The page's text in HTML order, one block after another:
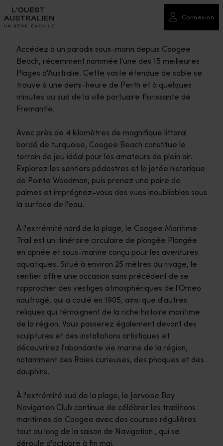
Connexion
Accédez à un paradis sous-marin depuis Coogee
Beach, récemment nommée l'une des 15 meilleures
Plages d'Australie. Cette vaste étendue de sable se
trouve à une demi-heure de Perth et à quelques
minutes au sud de la ville portuaire florissante de
Fremantle.
Avec près de 4 kilomètres de magnifique littoral
bordé de turquoise, Coogee Beach constitue le
terrain de jeu idéal pour les amateurs de plein air.
Explorez les sentiers pédestres et la jetée historique
de Pointe Woodman, puis prenez une paire de
palmes et imprégnez-vous des vues inoubliables sous
la surface de l'eau.
À l'extrémité nord de la plage, le Coogee Maritime
Trail est un itinéraire circulaire de plongée Plongée
en apnée et sous-marine conçu pour les aventures
aquatiques. Situé à environ 25 mètres du rivage, le
sentier offre une occasion sans précédent de se
rapprocher des vestiges atmosphériques de l'Omeo
naufragé, qui a coulé en 1905, ainsi que d'autres
reliques qui témoignent de la riche histoire maritime
de la région. Vous passerez également devant des
sculptures et des installations artistiques et
découvrirez l'abondante vie marine de la région,
notamment des Raies curieuses, des phoques et des
dauphins.
À l'extrémité sud de la plage, le Jervoise Bay
Navigation Club continue de célébrer les traditions
maritimes de Coogee avec des courses régulières
tout au long de la saison de Navigation , qui se
déroule d'octobre à fin mai.